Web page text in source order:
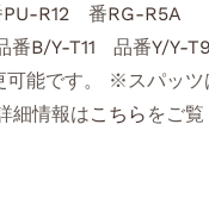
PU-R12 番RG-R5A
番B/Y-T11 品番Y/Y-
能です。 ※スパッ
細情報はこちら をご